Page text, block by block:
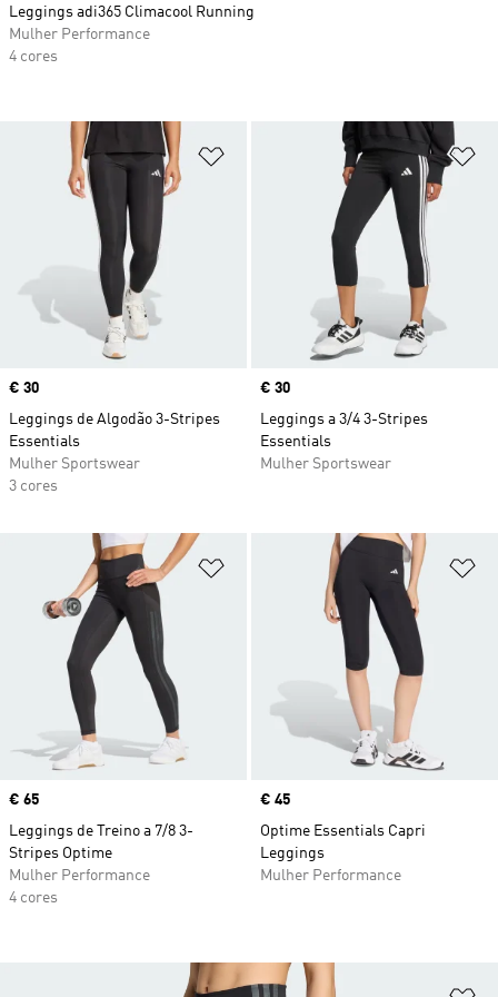
Adicionar à Lista de Desejos
Price
€ 30
Leggings de Algodão 3-Stripes
Essentials
Mulher Sportswear
3 cores
Price
€ 30
Leggings a 3/4 3-Stripes
Essentials
Mulher Sportswear
Adicionar à Lista de Desejos
Price
€ 65
Leggings de Treino a 7/8 3-
Stripes Optime
Mulher Performance
4 cores
Price
€ 45
Optime Essentials Capri
Leggings
Mulher Performance
Leggings adi365 Climacool Running
Mulher Performance
4 cores